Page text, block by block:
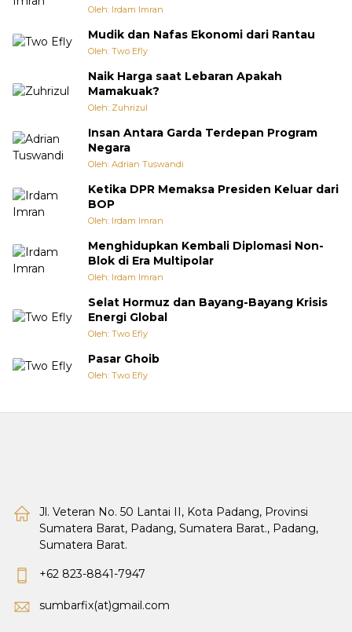
Oleh: Irdam Imran
Mudik dan Nafas Ekonomi dari Rantau
Oleh: Two Efly
Naik Harga saat Lebaran Apakah
Mamakuak?
Oleh: Zuhrizul
Insan Antara Garda Terdepan Program
Negara
Oleh: Adrian Tuswandi
Ketika DPR Memaksa Presiden Keluar dari
BOP
Oleh: Irdam Imran
Menghidupkan Kembali Diplomasi Non-
Blok di Era Multipolar
Oleh: Irdam Imran
Selat Hormuz dan Bayang-Bayang Krisis
Energi Global
Oleh: Two Efly
Pasar Ghoib
Oleh: Two Efly
Jl. Veteran No. 50 Lantai II, Kota Padang, Provinsi
Sumatera Barat, Padang, Sumatera Barat., Padang,
Sumatera Barat.
+62 823-8841-7947
sumbarfix(at)gmail.com